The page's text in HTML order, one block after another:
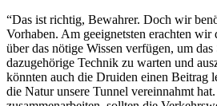
“Das ist richtig, Bewahrer. Doch wir
Vorhaben. Am geeignetsten erachten
über das nötige Wissen verfügen, um
dazugehörige Technik zu warten und
könnten auch die Druiden einen Beitrag
die Natur unsere Tunnel vereinnahmt